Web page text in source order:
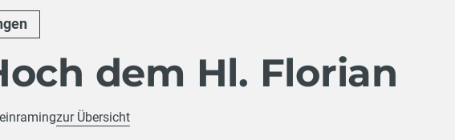
dem Hl. Florian
zur Übersicht